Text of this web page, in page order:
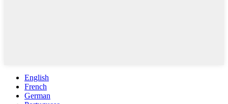
English
French
German